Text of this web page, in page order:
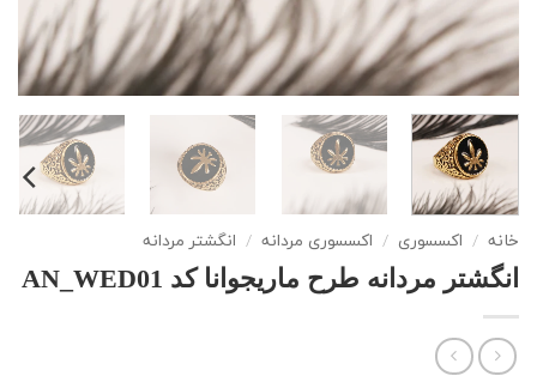
خانه / اکسسوری / اکسسوری مردانه / انگشتر مردانه
انگشتر مردانه طرح ماریجوانا کد AN_WED01